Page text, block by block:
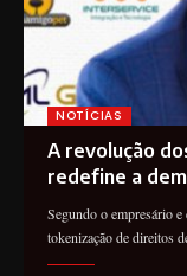
NOTÍCIAS
A revolução
redefine a
Segundo o empresário
tokenização de direitos